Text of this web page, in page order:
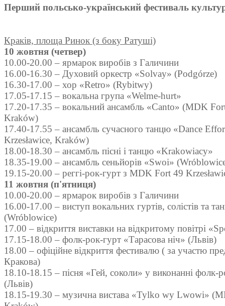
Перший польсько-український фестиваль
Краків, площа Ринок (з боку Ратуші)
10 жовтня (четвер)
10.00-20.00 – ярмарок виробів з Галичини
16.00-16.30 – Духовий оркестр «Solvay» (Podgórze)
16.30-17.00 – хор «Retro» (Rybitwy)
17.05-17.15 – вокальна група «Welme-hurt»
17.20-17.35 – вокальний ансамбль «Canto» (MDK
Kraków)
17.40-17.55 – ансамбль сучасного танцю «Dance
Krzesławice, Kraków)
18.00-18.30 – ансамбль пісні і танцю «Krakowiacy»
18.35-19.00 – ансамбль сеньйорів «Swoi»
19.15-20.00 – реггі-рок-гурт з MDK Fort 49
11 жовтня (п'ятниця)
10.00-20.00 – ярмарок виробів з Галичини
16.00-17.00 – виступ вокальних гуртів, солістів та
(Wróblowice)
17.00 – відкриття виставки на відкритому повітрі
17.15-18.00 – фолк-рок-гурт «Тарасова ніч» (Львів)
18.00 – офіційне відкриття фестивалю ( за участю
Кракова)
18.10-18.15 – пісня «Гей, соколи» у виконанні фолк-
(Львів)
18.15-19.30 – музична вистава «Tylko wy Lwowi»